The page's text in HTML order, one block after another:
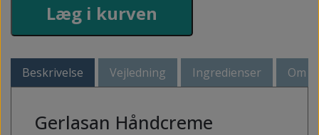
Læg i kurven
Beskrivelse Vejledning Ingredienser Om
Gerlasan Håndcreme